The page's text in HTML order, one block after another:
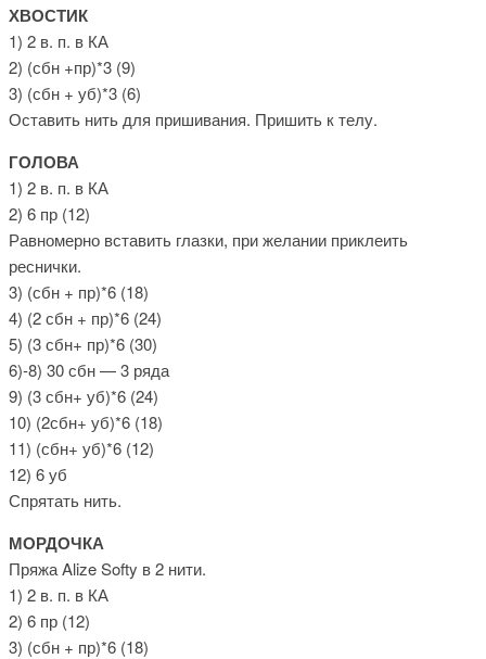
ХВОСТИК
1) 2 в. п. в КА
2) (сбн +пр)*3 (9)
3) (сбн + уб)*3 (6)
Оставить нить для пришивания. Пришить к телу.
ГОЛОВА
1) 2 в. п. в КА
2) 6 пр (12)
Равномерно вставить глазки, при желании приклеить
реснички.
3) (сбн + пр)*6 (18)
4) (2 сбн + пр)*6 (24)
5) (3 сбн+ пр)*6 (30)
6)-8) 30 сбн — 3 ряда
9) (3 сбн+ уб)*6 (24)
10) (2сбн+ уб)*6 (18)
11) (сбн+ уб)*6 (12)
12) 6 уб
Спрятать нить.
МОРДОЧКА
Пряжа Alize Softy в 2 нити.
1) 2 в. п. в КА
2) 6 пр (12)
3) (сбн + пр)*6 (18)